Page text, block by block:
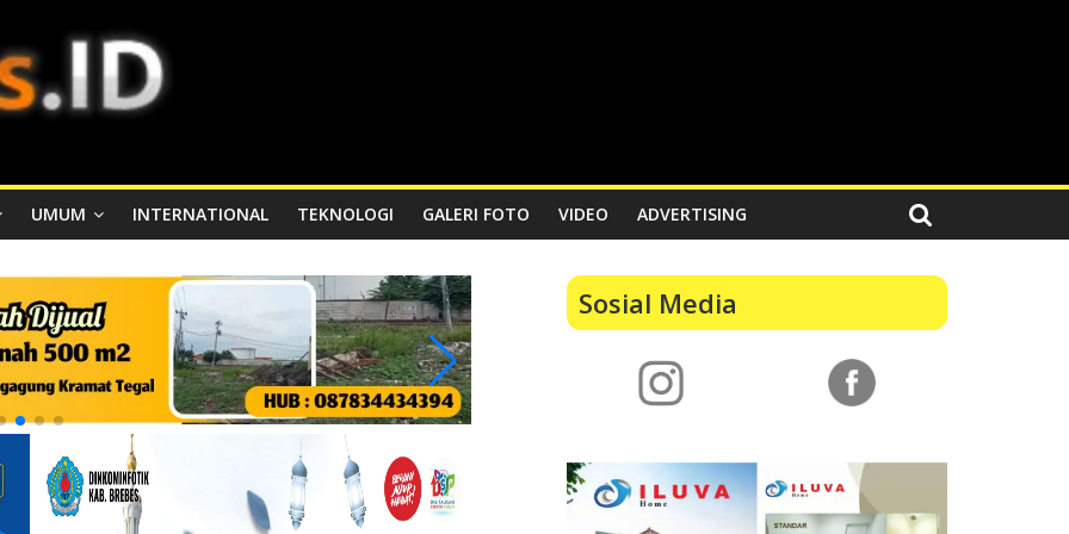
UMUM INTERNATIONAL TEKNOLOGI GALERI FOTO VIDEO ADVERTISING
Sosial Media